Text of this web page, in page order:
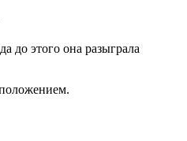
до этого она разыграла